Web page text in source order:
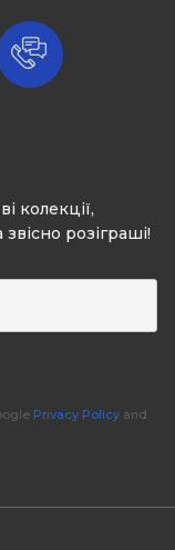
колекції,
розіграші!
Privacy Policy and